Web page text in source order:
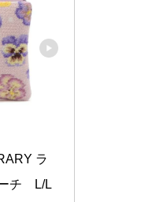
ラ
チ　L/L